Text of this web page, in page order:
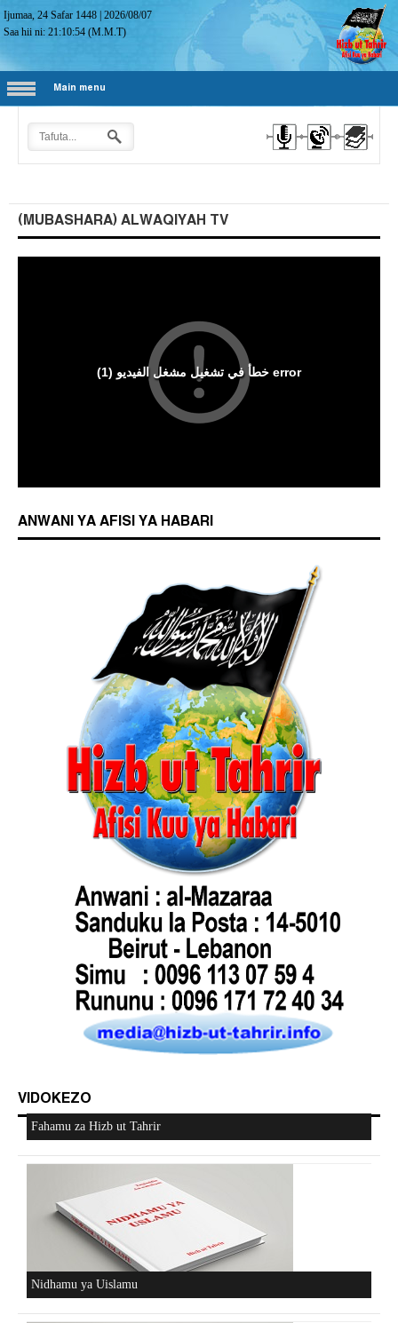
Ijumaa, 24 Safar 1448 |2026/08/07
Saa hii ni:21:10:54 (M.M.T)
Main menu
(MUBASHARA) ALWAQIYAH TV
ANWANI YA AFISI YA HABARI
VIDOKEZO
Fahamu za Hizb ut Tahrir
Nidhamu ya Uislamu